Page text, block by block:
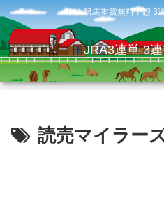
中央競馬重賞無料予想 3
JRA3連単 3
読売マイラー